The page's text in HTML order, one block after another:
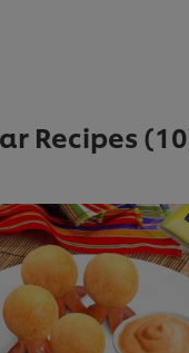
Recipes